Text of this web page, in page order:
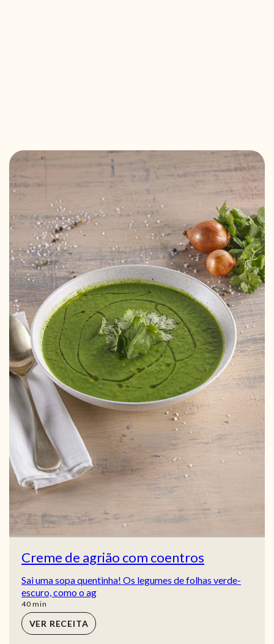
Creme de agrião com coentros
Sai uma sopa quentinha! Os legumes de folhas verde-
escuro, como o ag
40min
min
VER RECEITA